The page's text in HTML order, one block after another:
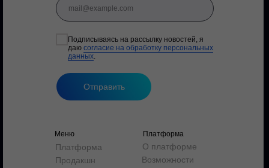
Платформа
О платформе
Возможности
Меню
Платформа
Продакшн
Подписываясь на рассылку новостей, я
даю согласие на обработку персональных
данных.
Отправить